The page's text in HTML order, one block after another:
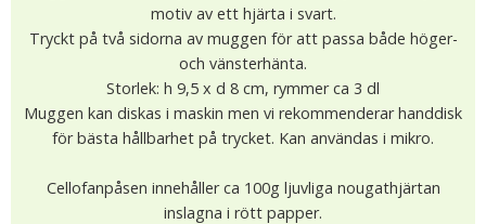
motiv av ett hjärta i svart.
Tryckt på två sidorna av muggen för att passa både höger-
och vänsterhänta.
Storlek: h 9,5 x d 8 cm, rymmer ca 3 dl
Muggen kan diskas i maskin men vi rekommenderar handdisk
för bästa hållbarhet på trycket. Kan användas i mikro.
Cellofanpåsen innehåller ca 100g ljuvliga nougathjärtan
inslagna i rött papper.